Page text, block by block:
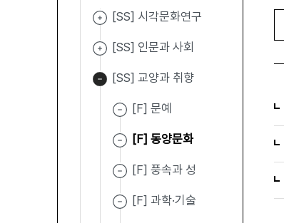
[SS] 시각문화연구
[SS] 인문과 사회
[SS] 교양과 취향
[F] 문예
[F] 동양문화
[F] 풍속과 성
[F] 과학·기술